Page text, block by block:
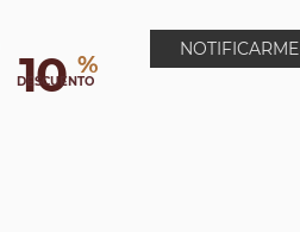
10 %
DESCUENTO
NOTIFICARME